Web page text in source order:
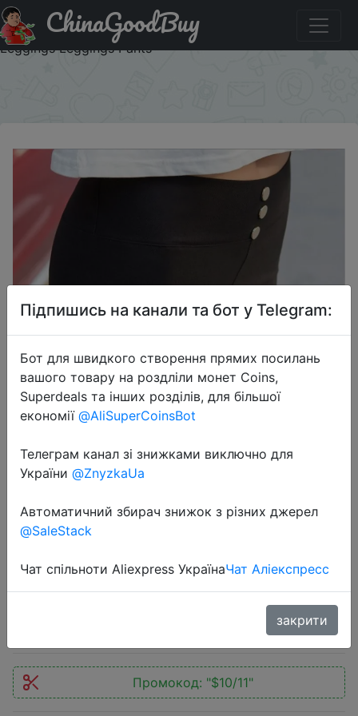
Купити по знижці $10/11 Autumn New Korean Woven High
Waist Slim Pencil Pants Candy colored Back Pocket Nine
Leggings Leggings Pants
ChinaGoodBuy
2019-12-03
Waist Slim Pencil Pants Candy
colored Back Pocket Nine Leggings
Leggings Pants
Промокод: "$10/11"
Підпишись на канали та бот у Telegram:
Бот для швидкого створення прямих посилань
вашого товару на роздліли монет Coins,
Superdeals та інших розділів, для більшої
економії @AliSuperCoinsBot
Телеграм канал зі знижками виключно для
України @ZnyzkaUa
Автоматичний збирач знижок з різних джерел
@SaleStack
Чат спільноти Aliexpress УкраїнаЧат Аліекспресс
закрити